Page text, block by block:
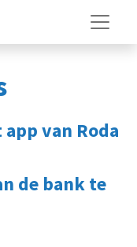
van Roda
de bank te